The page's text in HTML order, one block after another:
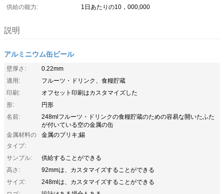
供給の能力:
1日あたりの10，000,000
説明
アルミニウム缶ビール
壁厚さ:
0.22mm
適用:
フルーツ・ドリンク、食糧貯蔵
印刷:
オフセット印刷はカスタマイズした
形:
円形
名前:
248mlフルーツ・ドリンクの食糧貯蔵のための容易な開いたふた
が付いている空の金属の缶
金属材料の
タイプ:
金属のブリキ;錫
サンプル:
供給することができる
高さ:
92mmは、カスタマイズすることができる
サイズ:
248mlは、カスタマイズすることができる